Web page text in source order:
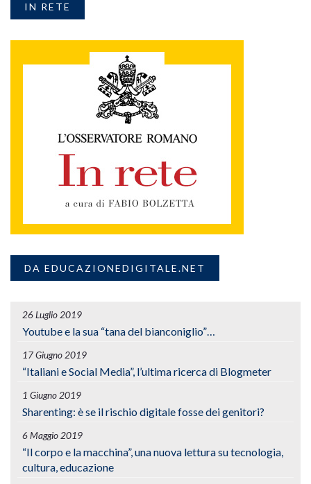
IN RETE
DA EDUCAZIONEDIGITALE.NET
26 Luglio 2019
Youtube e la sua “tana del bianconiglio”…
17 Giugno 2019
“Italiani e Social Media”, l’ultima ricerca di Blogmeter
1 Giugno 2019
Sharenting: è se il rischio digitale fosse dei genitori?
6 Maggio 2019
“Il corpo e la macchina”, una nuova lettura su tecnologia,
cultura, educazione